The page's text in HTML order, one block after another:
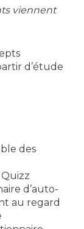
viennent
d’étude
des
d’auto-
au regard